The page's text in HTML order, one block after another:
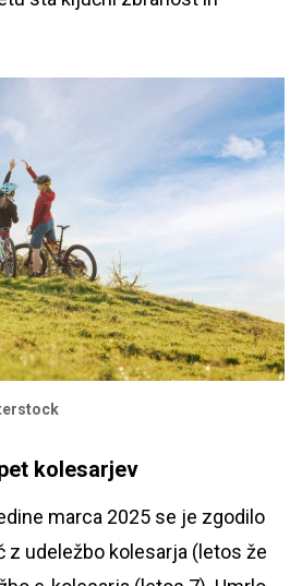
kolesarjev
marca 2025 se je zgodilo
z udeležbo kolesarja (letos že